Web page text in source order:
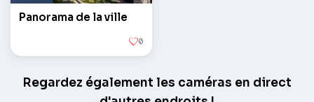
Panorama de la ville
0
Regardez également les caméras en direct